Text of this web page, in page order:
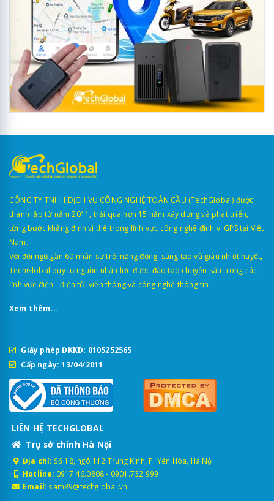
CÔNG TY TNHH DỊCH VỤ CÔNG NGHỆ TOÀN CẦU (TechGlobal) được
thành lập từ năm 2011, trải qua hơn 15 năm xây dựng và phát triển,
từng bước khẳng định vị thế trong lĩnh vực công nghệ định vị GPS tại Việt
Nam.
Với đội ngũ gần 60 nhân sự trẻ, năng động, sáng tạo và giàu nhiệt huyết,
TechGlobal quy tụ nguồn nhân lực được đào tạo chuyên sâu trong các
lĩnh vực điện - điện tử, viễn thông và công nghệ thông tin.
Xem thêm...
Giấy phép ĐKKD: 0105252565
Cấp ngày: 13/04/2011
LIÊN HỆ TECHGLOBAL
Trụ sở chính Hà Nội
Địa chỉ: Số 18, ngõ 112 Trung Kính, P. Yên Hòa, Hà Nội.
Hotline: 0917.46.0808- 0901.732.999
Email: sam89@techglobal.vn